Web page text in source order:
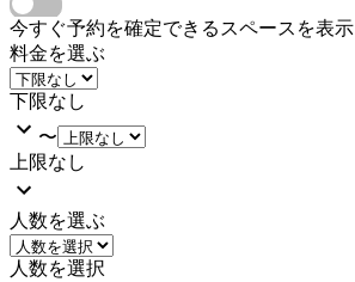
今すぐ予約を確定できるスペースを表示
料金を選ぶ
下限なし
〜
上限なし
人数を選ぶ
人数を選択